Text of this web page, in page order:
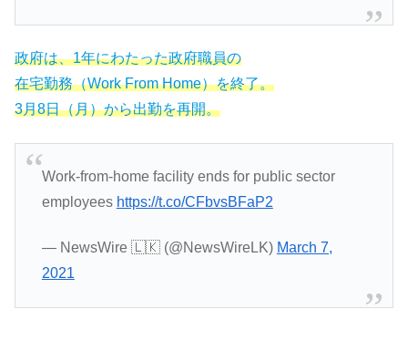
政府は、1年にわたった政府職員の
在宅勤務（Work From Home）を終了。
3月8日（月）から出勤を再開。
Work-from-home facility ends for public sector
employees https://t.co/CFbvsBFaP2
— NewsWire 🇱🇰 (@NewsWireLK) March 7,
2021